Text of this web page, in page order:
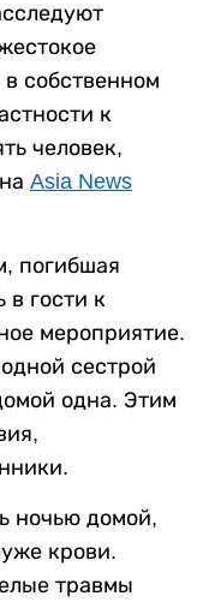
собственном
к
человек,
Asia News
погибшая
в гости к
мероприятие.
сестрой
одна. Этим
ночью домой,
крови.
травмы